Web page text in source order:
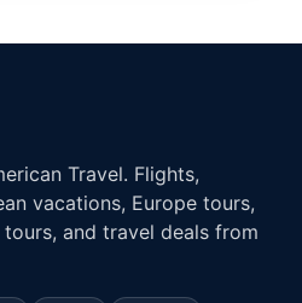
Travel. Flights,
vacations, Europe tours,
and travel deals from